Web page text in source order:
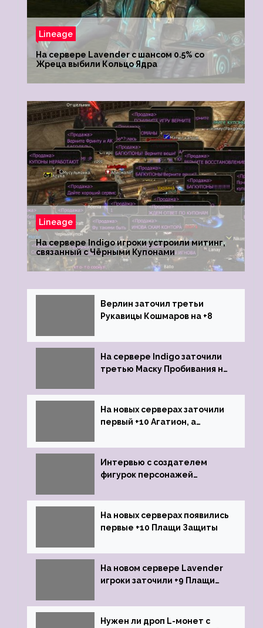
Lineage
На сервере Lavender с шансом 0.5% со
Жреца выбили Кольцо Ядра
Lineage
На сервере Indigo игроки устроили митинг,
связанный с Чёрными Купонами
Верлин заточил третьи
Рукавицы Кошмаров на +8
На сервере Indigo заточили
третью Маску Пробивания на
На новых серверах заточили
первый +10 Агатион, а
Интервью с создателем
фигурок персонажей
На новых серверах появились
первые +10 Плащи Защиты
На новом сервере Lavender
игроки заточили +9 Плащи
Нужен ли дроп L-монет с